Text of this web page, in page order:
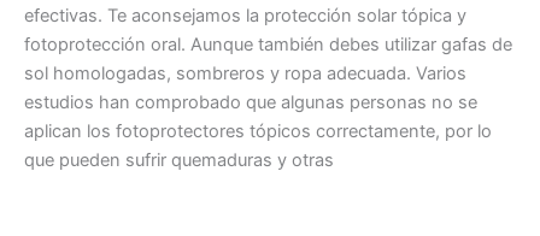
efectivas. Te aconsejamos la protección solar tópica y
fotoprotección oral. Aunque también debes utilizar gafas de
sol homologadas, sombreros y ropa adecuada. Varios
estudios han comprobado que algunas personas no se
aplican los fotoprotectores tópicos correctamente, por lo
que pueden sufrir quemaduras y otras